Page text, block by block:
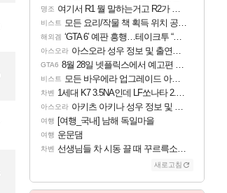
명조 여기서 R1 뭘 말하는거고 R2가 뭘말하는걸까요?
비스트 모든 요리/작물 책 획득 위치 공략 (36개) - 미식가 도전과제
해외겜 ‘GTA 6’ 예판 흥행…테이크투 “내부 예상 크게 넘어”
아스오라 아스오라 성우 정보 및 출연작 모음
GTA6 8월 28일 넷플릭스에서 예고편 공개 예정
비스트 모든 바우에라 업그레이드 아이템 획득 위치 공략 (89개)
차벤 1세대 K7 3.5NA인데 LF쏘나타 2.0NA 기변하면 유류비 절약이 얼마나 될까요..?
아스오라 아키츠 아키나 성우 정보 및 주요 필모
여행 [여행_국내] 남해 독일마을
여행 운문댐
차벤 선생님들 차 시동 끌 때 꾸르륵소리나는데
새로고침